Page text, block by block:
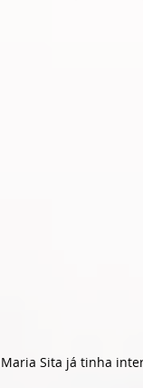
Sita já tinha